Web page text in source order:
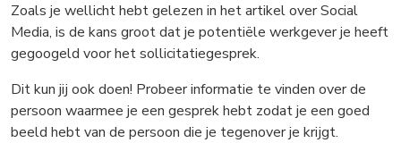
Zoals je wellicht hebt gelezen in het artikel over Social
Media, is de kans groot dat je potentiële werkgever je heeft
gegoogeld voor het sollicitatiegesprek.
Dit kun jij ook doen! Probeer informatie te vinden over de
persoon waarmee je een gesprek hebt zodat je een goed
beeld hebt van de persoon die je tegenover je krijgt.